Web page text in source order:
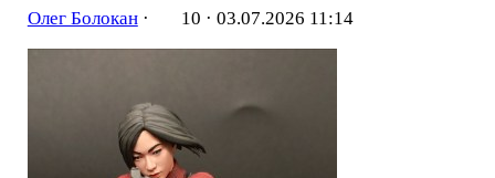
Олег Болокан· 10 · 03.07.2026 11:14